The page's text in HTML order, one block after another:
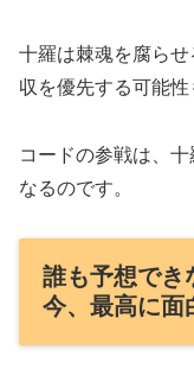
十羅は棘魂を腐ら
収を優先する可能性
コードの参戦は、
なるのです。
誰も予想でき
今、最高に面